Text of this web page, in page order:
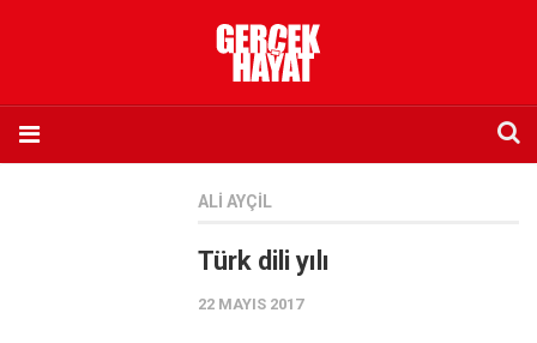
ALI AYÇIL
Türk dili yılı
22 MAYIS 2017